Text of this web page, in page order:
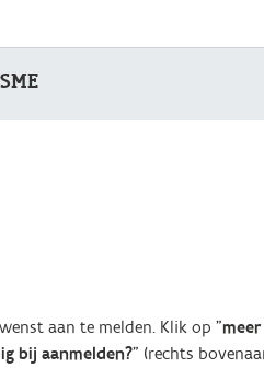
aan te melden. Klik op "
bij aanmelden?" (rechts